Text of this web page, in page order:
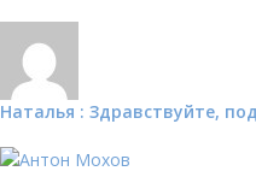
Наталья : Здравствуйте,